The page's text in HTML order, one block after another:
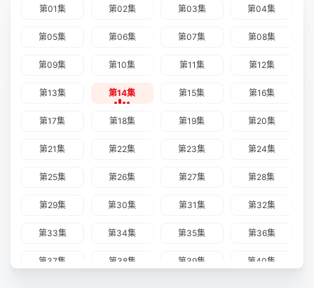
第01集 第02集 第03集 第04集
第05集 第06集 第07集 第08集
第09集 第10集 第11集 第12集
第13集 第14集 第15集 第16集
第17集 第18集 第19集 第20集
第21集 第22集 第23集 第24集
第25集 第26集 第27集 第28集
第29集 第30集 第31集 第32集
第33集 第34集 第35集 第36集
第37集 第38集 第39集 第40集